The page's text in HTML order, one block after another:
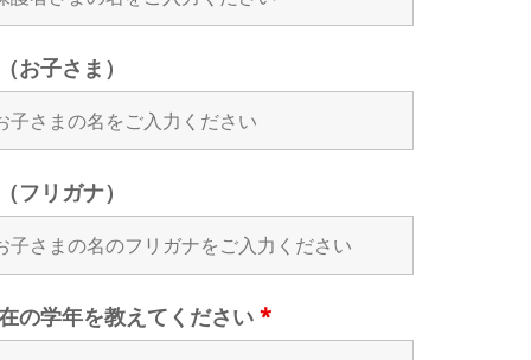
お子さま）
フリガナ）
の学年を教えてください*